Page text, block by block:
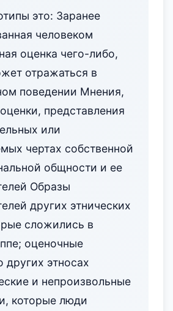
это: Заранее
человеком
оценка чего-либо,
отражаться в
поведении Мнения,
представления
или
чертах собственной
общности и ее
Образы
других этнических
сложились в
оценочные
других этносах
и непроизвольные
которые люди